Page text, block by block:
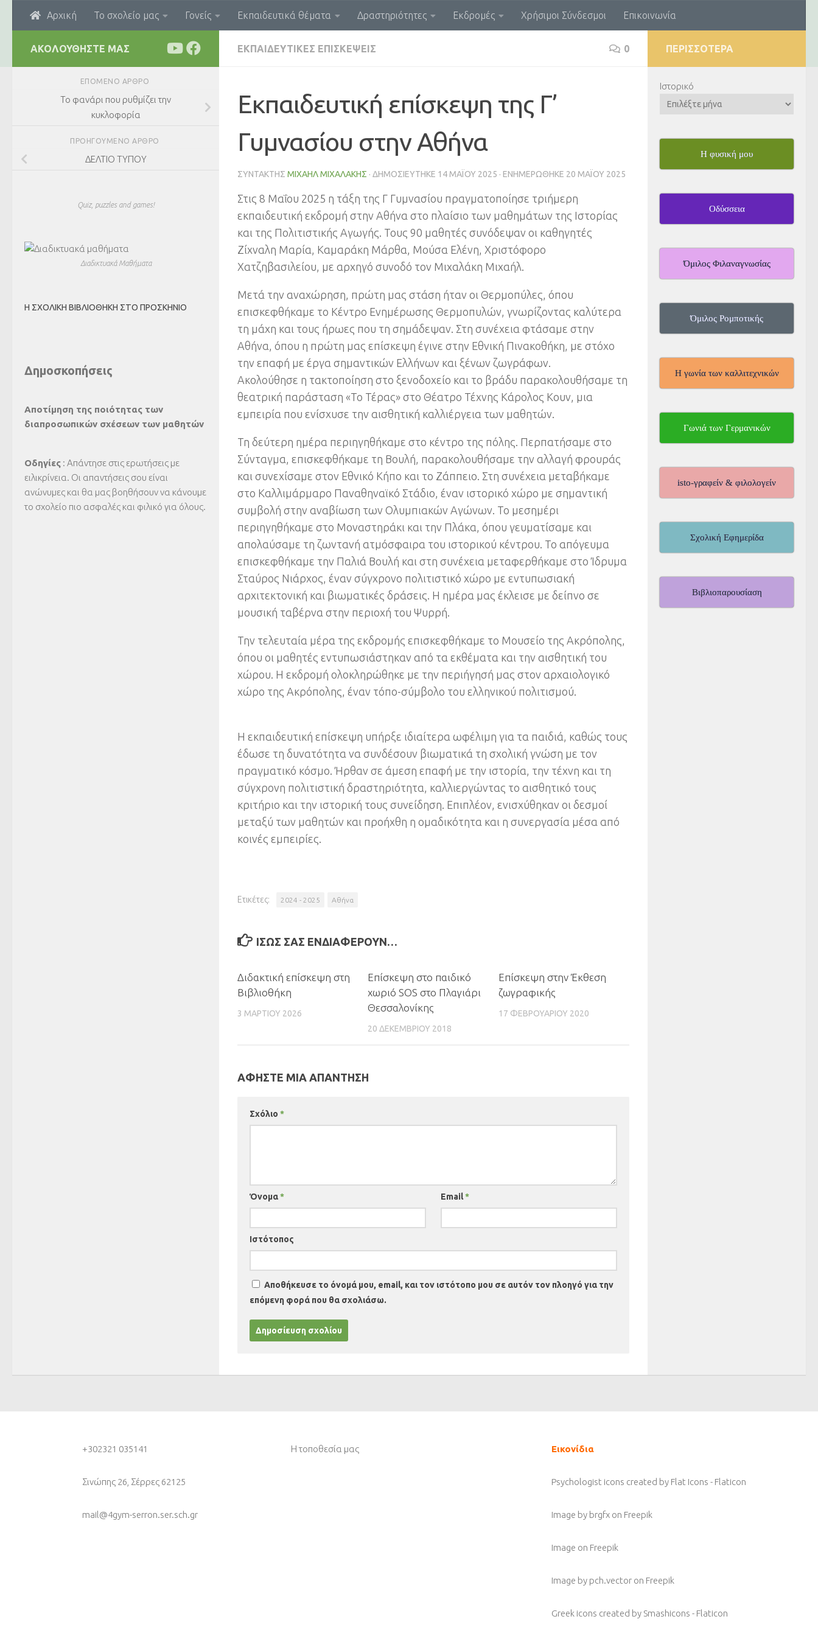
Skip to content
Αρχική Το σχολείο μας Γονείς Εκπαιδευτικά θέματα Δραστηριότητες Εκδρομές Χρήσιμοι Σύνδεσμοι Επικοινωνία
ΕΚΠΑΙΔΕΥΤΙΚΈΣ ΕΠΙΣΚΈΨΕΙΣ 0
Εκπαιδευτική επίσκεψη της Γ’
Γυμνασίου στην Αθήνα
ΣΥΝΤΆΚΤΗΣ ΜΙΧΑΉΛ ΜΙΧΑΛΆΚΗΣ · ΔΗΜΟΣΙΕΎΤΗΚΕ 14 ΜΑΪ́ΟΥ 2025 · ΕΝΗΜΕΡΏΘΗΚΕ 20 ΜΑΪ́ΟΥ 2025
Στις 8 Μαΐου 2025 η τάξη της Γ Γυμνασίου πραγματοποίησε τριήμερη
εκπαιδευτική εκδρομή στην Αθήνα στο πλαίσιο των μαθημάτων της Ιστορίας
και της Πολιτιστικής Αγωγής. Τους 90 μαθητές συνόδεψαν οι καθηγητές
Ζίχναλη Μαρία, Καμαράκη Μάρθα, Μούσα Ελένη, Χριστόφορο
Χατζηβασιλείου, με αρχηγό συνοδό τον Μιχαλάκη Μιχαήλ.
Μετά την αναχώρηση, πρώτη μας στάση ήταν οι Θερμοπύλες, όπου
επισκεφθήκαμε το Κέντρο Ενημέρωσης Θερμοπυλών, γνωρίζοντας καλύτερα
τη μάχη και τους ήρωες που τη σημάδεψαν. Στη συνέχεια φτάσαμε στην
Αθήνα, όπου η πρώτη μας επίσκεψη έγινε στην Εθνική Πινακοθήκη, με στόχο
την επαφή με έργα σημαντικών Ελλήνων και ξένων ζωγράφων.
Ακολούθησε η τακτοποίηση στο ξενοδοχείο και το βράδυ παρακολουθήσαμε τη
θεατρική παράσταση «Το Τέρας» στο Θέατρο Τέχνης Κάρολος Κουν, μια
εμπειρία που ενίσχυσε την αισθητική καλλιέργεια των μαθητών.
Τη δεύτερη ημέρα περιηγηθήκαμε στο κέντρο της πόλης. Περπατήσαμε στο
Σύνταγμα, επισκεφθήκαμε τη Βουλή, παρακολουθήσαμε την αλλαγή φρουράς
και συνεχίσαμε στον Εθνικό Κήπο και το Ζάππειο. Στη συνέχεια μεταβήκαμε
στο Καλλιμάρμαρο Παναθηναϊκό Στάδιο, έναν ιστορικό χώρο με σημαντική
συμβολή στην αναβίωση των Ολυμπιακών Αγώνων. Το μεσημέρι
περιηγηθήκαμε στο Μοναστηράκι και την Πλάκα, όπου γευματίσαμε και
απολαύσαμε τη ζωντανή ατμόσφαιρα του ιστορικού κέντρου. Το απόγευμα
επισκεφθήκαμε την Παλιά Βουλή και στη συνέχεια μεταφερθήκαμε στο Ίδρυμα
Σταύρος Νιάρχος, έναν σύγχρονο πολιτιστικό χώρο με εντυπωσιακή
αρχιτεκτονική και βιωματικές δράσεις. Η ημέρα μας έκλεισε με δείπνο σε
μουσική ταβέρνα στην περιοχή του Ψυρρή.
Την τελευταία μέρα της εκδρομής επισκεφθήκαμε το Μουσείο της Ακρόπολης,
όπου οι μαθητές εντυπωσιάστηκαν από τα εκθέματα και την αισθητική του
χώρου. Η εκδρομή ολοκληρώθηκε με την περιήγησή μας στον αρχαιολογικό
χώρο της Ακρόπολης, έναν τόπο-σύμβολο του ελληνικού πολιτισμού.
Η εκπαιδευτική επίσκεψη υπήρξε ιδιαίτερα ωφέλιμη για τα παιδιά, καθώς τους
έδωσε τη δυνατότητα να συνδέσουν βιωματικά τη σχολική γνώση με τον
πραγματικό κόσμο. Ήρθαν σε άμεση επαφή με την ιστορία, την τέχνη και τη
σύγχρονη πολιτιστική δραστηριότητα, καλλιεργώντας το αισθητικό τους
κριτήριο και την ιστορική τους συνείδηση. Επιπλέον, ενισχύθηκαν οι δεσμοί
μεταξύ των μαθητών και προήχθη η ομαδικότητα και η συνεργασία μέσα από
κοινές εμπειρίες.
Ετικέτες: 2024 - 2025 Αθήνα
ΊΣΩΣ ΣΑΣ ΕΝΔΙΑΦΈΡΟΥΝ…
Διδακτική επίσκεψη στη
Βιβλιοθήκη
3 ΜΑΡΤΊΟΥ 2026
Επίσκεψη στο παιδικό
χωριό SOS στο Πλαγιάρι
Θεσσαλονίκης
20 ΔΕΚΕΜΒΡΊΟΥ 2018
Επίσκεψη στην Έκθεση
ζωγραφικής
17 ΦΕΒΡΟΥΑΡΊΟΥ 2020
ΑΦΉΣΤΕ ΜΙΑ ΑΠΆΝΤΗΣΗ
Σχόλιο *
Όνομα* Email*
Ιστότοπος
Αποθήκευσε το όνομά μου, email, και τον ιστότοπο μου σε αυτόν τον πλοηγό για την
επόμενη φορά που θα σχολιάσω.
ΑΚΟΛΟΥΘΉΣΤΕ ΜΑΣ
ΕΠΌΜΕΝΟ ΆΡΘΡΟ
Το φανάρι που ρυθμίζει την
κυκλοφορία
ΠΡΟΗΓΟΎΜΕΝΟ ΆΡΘΡΟ
ΔΕΛΤΙΟ ΤΥΠΟΥ
Quiz, puzzles and games!
Διαδικτυακά Μαθήματα
Η ΣΧΟΛΙΚΉ ΒΙΒΛΙΟΘΉΚΗ ΣΤΟ ΠΡΟΣΚΉΝΙΟ
Δημοσκοπήσεις
Αποτίμηση της ποιότητας των
διαπροσωπικών σχέσεων των μαθητών
Οδηγίες : Απάντησε στις ερωτήσεις με
ειλικρίνεια. Οι απαντήσεις σου είναι
ανώνυμες και θα μας βοηθήσουν να κάνουμε
το σχολείο πιο ασφαλές και φιλικό για όλους.
ΠΕΡΙΣΣΌΤΕΡΑ
Ιστορικό
Η φυσική μου
Οδύσσεια
Όμιλος Φιλαναγνωσίας
Όμιλος Ρομποτικής
Η γωνία των καλλιτεχνικών
Γωνιά των Γερμανικών
isto-γραφείν & φιλολογείν
Σχολική Εφημερίδα
Βιβλιοπαρουσίαση
+302321 035141
Σινώπης 26, Σέρρες 62125
mail@4gym-serron.ser.sch.gr
Η τοποθεσία μας Εικονίδια
Psychologist icons created by Flat Icons - Flaticon
Image by brgfxon Freepik
Image on Freepik
Image by pch.vectoron Freepik
Greek icons created by Smashicons - Flaticon